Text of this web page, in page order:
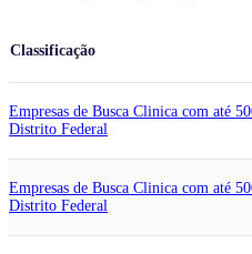
Classificação
Empresas de Busca Clinica com até
Distrito Federal
Empresas de Busca Clinica com até
Distrito Federal